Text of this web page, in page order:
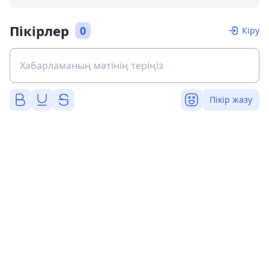
Пікірлер 0 Кіру
Пікір жазу